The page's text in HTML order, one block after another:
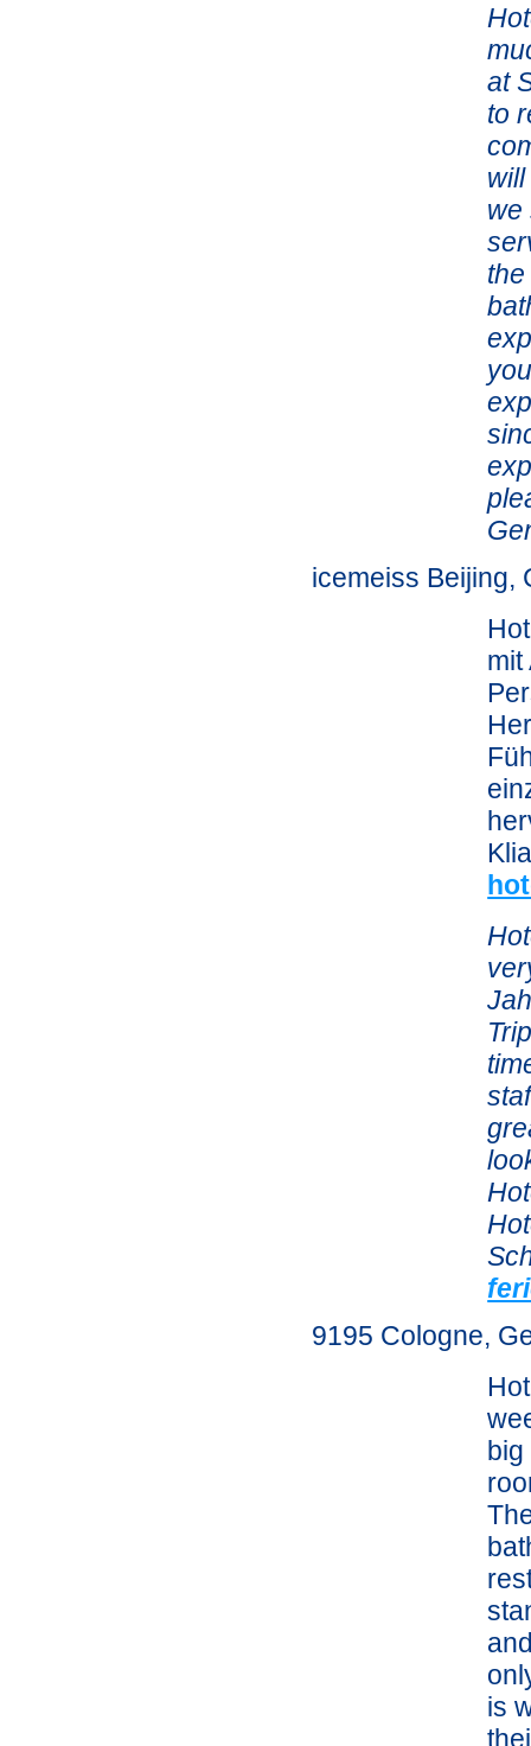
at
to
we
icemeiss Beijing,
mit
9195 Cologne,
big
is